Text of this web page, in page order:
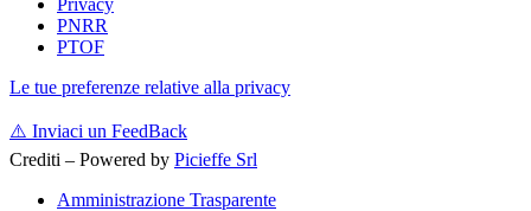
PNRR
PTOF
Le tue preferenze relative alla privacy
⚠️ Inviaci un FeedBack
Crediti – Powered by Picieffe Srl
Amministrazione Trasparente